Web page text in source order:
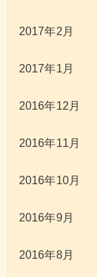
2017年2月
2017年1月
2016年12月
2016年11月
2016年10月
2016年9月
2016年8月